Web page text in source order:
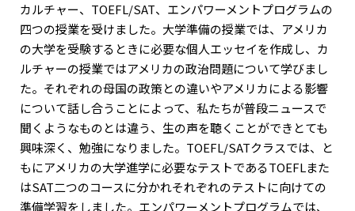
カルチャー、TOEFL/SAT、エンパワーメントプログラムの
四つの授業を受けました。大学準備の授業では、アメリカ
の大学を受験するときに必要な個人エッセイを作成し、カ
ルチャーの授業ではアメリカの政治問題について学びまし
た。それぞれの母国の政策との違いやアメリカによる影響
について話し合うことによって、私たちが普段ニュースで
聞くようなものとは違う、生の声を聴くことができとても
興味深く、勉強になりました。TOEFL/SATクラスでは、と
もにアメリカの大学進学に必要なテストであるTOEFLまた
はSAT二つのコースに分かれそれぞれのテストに向けての
準備学習をしました。エンパワーメントプログラムでは、